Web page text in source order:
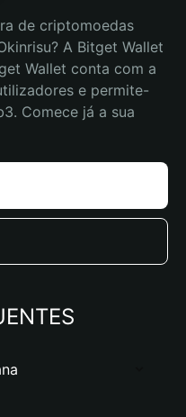
de criptomoedas
A Bitget Wallet
Wallet conta com a
e permite-
Comece já a sua